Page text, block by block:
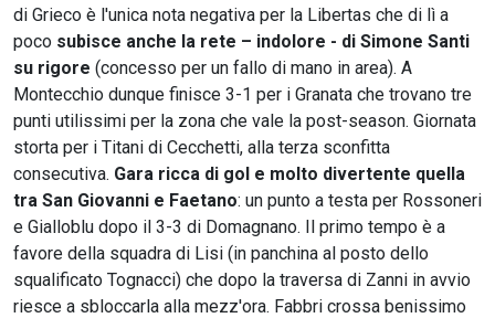
di Grieco è l'unica nota negativa per la Libertas che di lì a
poco subisce anche la rete – indolore - di Simone Santi
su rigore (concesso per un fallo di mano in area). A
Montecchio dunque finisce 3-1 per i Granata che trovano tre
punti utilissimi per la zona che vale la post-season. Giornata
storta per i Titani di Cecchetti, alla terza sconfitta
consecutiva. Gara ricca di gol e molto divertente quella
tra San Giovanni e Faetano: un punto a testa per Rossoneri
e Gialloblu dopo il 3-3 di Domagnano. Il primo tempo è a
favore della squadra di Lisi (in panchina al posto dello
squalificato Tognacci) che dopo la traversa di Zanni in avvio
riesce a sbloccarla alla mezz'ora. Fabbri crossa benissimo